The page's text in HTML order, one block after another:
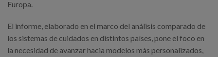
eu
Europa.
El informe, elaborado en el marco del análisis comparado de
los sistemas de cuidados en distintos países, pone el foco en
la necesidad de avanzar hacia modelos más personalizados,